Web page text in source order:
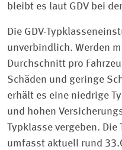
bleibt es laut GDV bei
Die GDV-
unverbindlich. Werden
Durchschnitt pro
Schäden und geringe
erhält es eine niedrige
und hohen
Typklasse vergeben.
umfasst aktuell rund